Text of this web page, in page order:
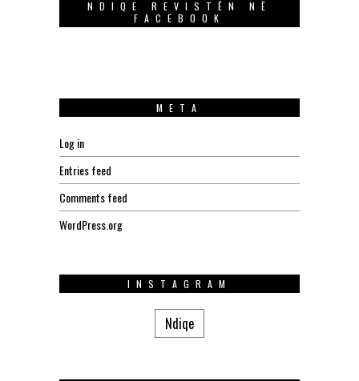
NDIQE REVISTËN NË
FACEBOOK
META
Log in
Entries feed
Comments feed
WordPress.org
INSTAGRAM
Ndiqe